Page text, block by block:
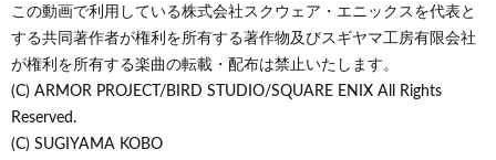
この動画で利用している株式会社スクウェア・エニックスを代表と
する共同著作者が権利を所有する著作物及びスギヤマ工房有限会社
が権利を所有する楽曲の転載・配布は禁止いたします。
(C) ARMOR PROJECT/BIRD STUDIO/SQUARE ENIX All Rights
Reserved.
(C) SUGIYAMA KOBO